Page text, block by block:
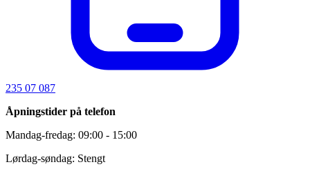
235 07 087
Åpningstider på telefon
Mandag-fredag: 09:00 - 15:00
Lørdag-søndag: Stengt